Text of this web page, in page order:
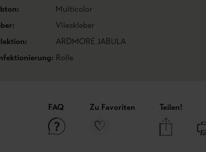
Multicolor
Vlieskleber
ARDMORE JABULA
Rolle
FAQ Zu Favoriten Teilen!